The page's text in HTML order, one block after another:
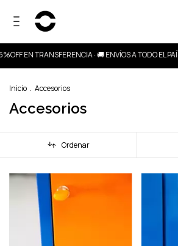
EN TRANSFERENCIA · 🚚 ENVÍOS A TODO EL PAÍS
Inicio . Accesorios
Accesorios
Ordenar